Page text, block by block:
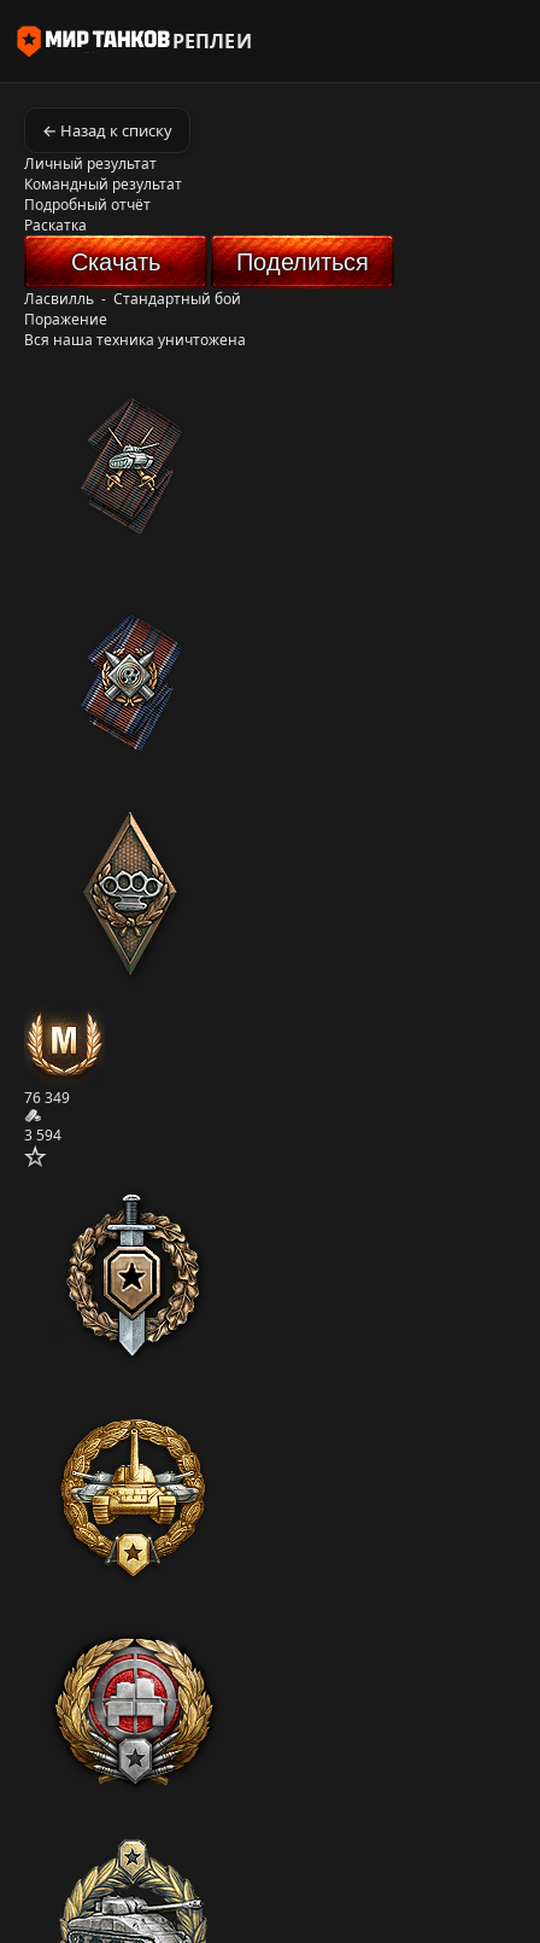
РЕПЛЕИ
← Назад к списку
Личный результат
Командный результат
Подробный отчёт
Раскатка
Скачать Поделиться
Ласвилль - Стандартный бой
Поражение
Вся наша техника уничтожена
76 349
3 594